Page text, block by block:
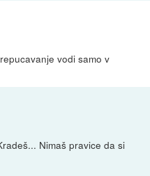
vodi samo v
Nimaš pravice da si